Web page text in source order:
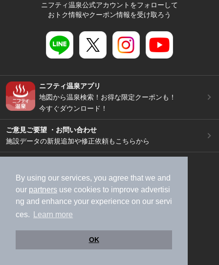
By using our services, you agree that we and
our partners use cookies to improve advertisi
ng and enhance your experience on our servi
ces.
Learn more
OK
ニフティ温泉公式アカウントをフォローして
おトク情報やクーポン情報を受け取ろう
ニフティ温泉アプリ
地図から温泉検索！お得な限定クーポンも！
今すぐダウンロード！
ご意見ご要望 ・お問い合わせ
施設データの新規追加や修正依頼もこちらから
加盟店募集（資料請求）
広告出稿のご案内
利用規約
ライフスタイルMEMBERS+規約
特定商取引法に基づく表記
ヘルプ
採用情報
運営会社